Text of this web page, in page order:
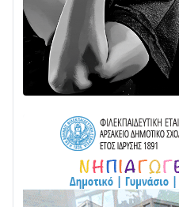
ΕΚΤΑΚΤΟ – ΝΑΥΠΑΚΤΙΑ:
ΠΥΡΟΣΒΕΣΤΙΚΗ ΓΙΑ ΦΩΤΙΑ
ΓΡΑΝΙΤΣΑ
24/07 • 11:03
ΤΟ ΠΑΡΤΥ ΣΥΝΕΧΙΖΕΤΑΙ…
Στο σκοτάδι μεγάλο
Σε τροχιά υλοποίησης η
της Ναυπάκτου